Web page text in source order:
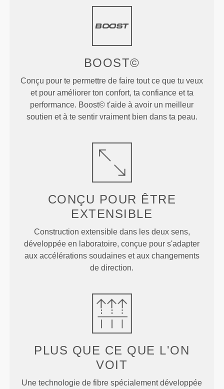
BOOST©
Conçu pour te permettre de faire tout ce que tu veux
et pour améliorer ton confort, ta confiance et ta
performance. Boost© t'aide à avoir un meilleur
soutien et à te sentir vraiment bien dans ta peau.
CONÇU POUR ÊTRE
EXTENSIBLE
Construction extensible dans les deux sens,
développée en laboratoire, conçue pour s'adapter
aux accélérations soudaines et aux changements
de direction.
PLUS QUE CE QUE L'ON
VOIT
Une technologie de fibre spécialement développée